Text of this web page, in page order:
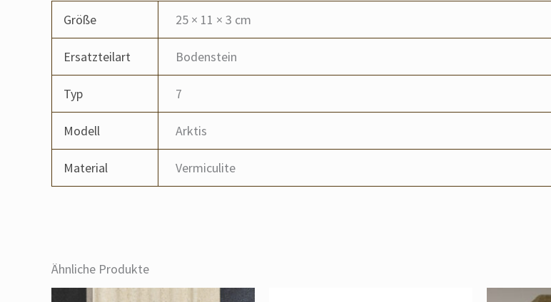
Größe 25 × 11 × 3 cm
Ersatzteilart Bodenstein
Typ 7
Modell Arktis
Material Vermiculite
Ähnliche Produkte